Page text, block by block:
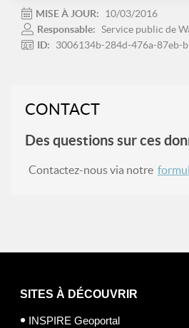
MISE À JOUR:
10/03/2016
Responsable: Service public de
ID:
3006134b-284d-476a-87eb-
CONTACT
Des questions sur ces
Contactez-nous via notre
SITES À DÉCOUVRIR
INSPIRE Geoportal